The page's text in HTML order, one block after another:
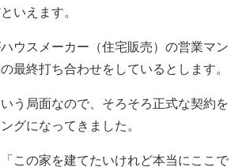
いえます。
ウスメーカー（住宅販売）の営業マン
最終打ち合わせをしているとします。
う局面なので、そろそろ正式な契約を
グになってきました。
この家を建てたいけれど本当にここで